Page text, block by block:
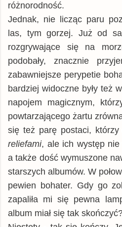
różnorodność.
Jednak, nie licząc paru
las, tym gorzej. Już od
rozgrywające się na
podobały, znacznie
zabawniejsze perypetie
bardziej widoczne były też
napojem magicznym,
powtarzającego żartu
się też parę postaci,
reliefami, ale ich występ nie
a także dość wymuszone
starszych albumów. W
pewien bohater. Gdy go
zapaliła mi się pewna
album miał się tak